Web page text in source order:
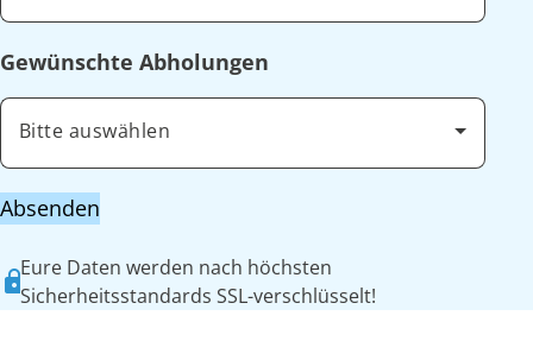
Gewünschte Abholungen
Bitte auswählen
Absenden
Eure Daten werden nach höchsten
Sicherheitsstandards SSL-verschlüsselt!